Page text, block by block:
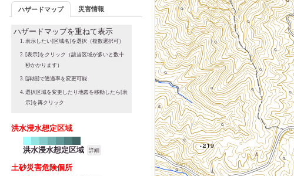
ハザードマップ 災害情報
ハザードマップを重ねて表示
表示したい[区域名]を選択（複数選択可）
[表示]をクリック（該当区域が多いと数十
秒かかります）
[詳細]で透過率を変更可能
選択区域を変更したり地図を移動したら[表
示]を再クリック
洪水浸水想定区域
洪水浸水想定区域 詳細
土砂災害危険個所